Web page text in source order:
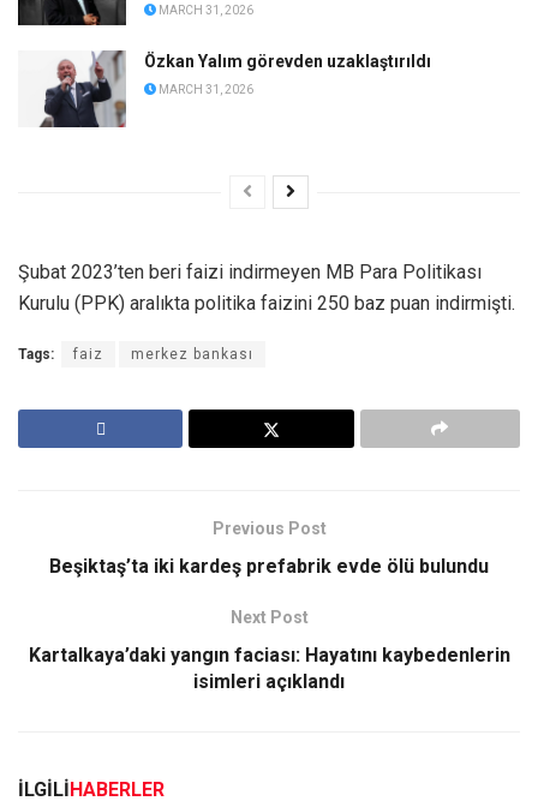
MARCH 31, 2026
Özkan Yalım görevden uzaklaştırıldı
MARCH 31, 2026
Şubat 2023’ten beri faizi indirmeyen MB Para Politikası
Kurulu (PPK) aralıkta politika faizini 250 baz puan indirmişti.
Tags: faiz merkez bankası
Previous Post
Beşiktaş’ta iki kardeş prefabrik evde ölü bulundu
Next Post
Kartalkaya’daki yangın faciası: Hayatını kaybedenlerin
isimleri açıklandı
İLGİLİHABERLER